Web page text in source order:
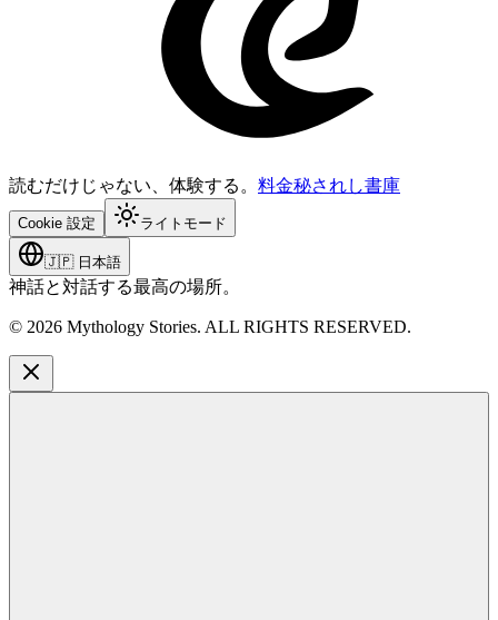
読むだけじゃない、体験する。 料金秘されし書庫
Cookie 設定 ライトモード
🇯🇵 日本語
神話と対話する最高の場所。
© 2026 Mythology Stories. ALL RIGHTS RESERVED.